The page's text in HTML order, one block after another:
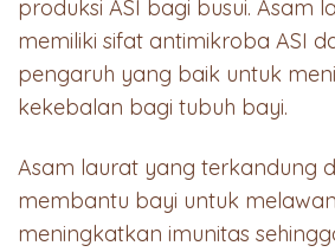
produksi ASI bagi busui. Asam
memiliki sifat antimikroba ASI
pengaruh yang baik untuk
kekebalan bagi tubuh bayi.
Asam laurat yang terkandung
membantu bayi untuk
meningkatkan imunitas